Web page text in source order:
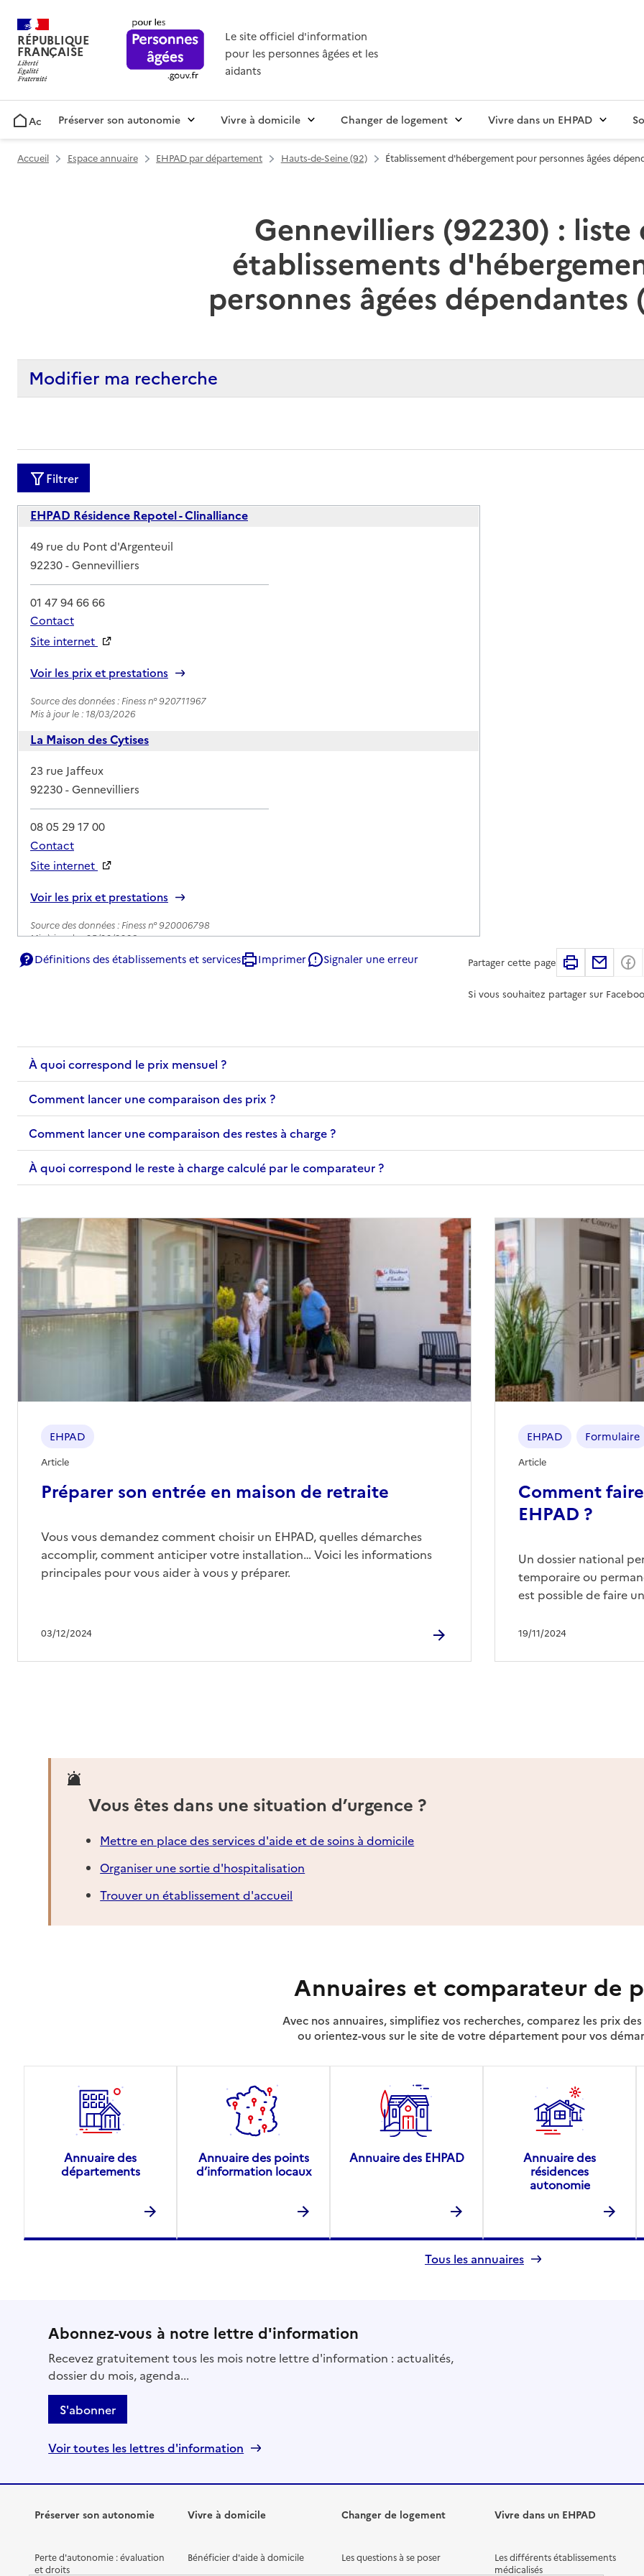
RÉPUBLIQUE
FRANÇAISE
Le site officiel d'information
pour les personnes âgées et les
aidants
AccueilPréserver son autonomie Vivre à domicile Changer de logement Vivre dans un EHPAD
Accueil Espace annuaire EHPAD par département Hauts-de-Seine (92) Établissement d'hébergement pour personnes âgées
Gennevilliers (92230) : liste
établissements
personnes âgées dépendantes
Modifier ma recherche
Filtrer
EHPAD Résidence Repotel - Clinalliance
Adresse
49 rue du Pont d'Argenteuil
92230-Gennevilliers
01 47 94 66 66
Contact
Site internet
Voir les prix et prestations
Source des données : Finess n° 920711967
Mis à jour le : 18/03/2026
La Maison des Cytises
Adresse
23 rue Jaffeux
92230-Gennevilliers
08 05 29 17 00
Contact
Site internet
Voir les prix et prestations
Source des données : Finess n° 920006798
Mis à jour le : 05/03/2026
EHPAD Villa Caroline
01 47 94 97 10
Contact
Rapport HAS
Voir les prix et prestations
Source des données : Finess n° 920804887
Mis à jour le : 06/02/2026
Définitions des établissements et services Imprimer Signaler une erreur Partager cette page Imprimer
Si vous souhaitez partager sur
À quoi correspond le prix mensuel ?
Comment lancer une comparaison des prix ?
Comment lancer une comparaison des restes à charge ?
À quoi correspond le reste à charge calculé par le comparateur ?
Préparer son entrée en maison de retraite
03/12/2024
EHPAD
Article
Vous vous demandez comment choisir un EHPAD, quelles démarches
accomplir, comment anticiper votre installation… Voici les informations
principales pour vous aider à vous y préparer.
Comment
EHPAD ?
19/11/2024
EHPAD Formulaire
Article
Un dossier national
temporaire ou
est possible de faire
Vous êtes dans une situation d’urgence ?
Mettre en place des services d'aide et de soins à domicile
Organiser une sortie d'hospitalisation
Trouver un établissement d'accueil
Annuaires et comparateur de
Avec nos annuaires, simplifiez vos recherches, comparez les prix des
ou orientez-vous sur le site de votre département pour vos
Annuaire des
départements
Annuaire des points
d’information locaux
Annuaire des EHPAD
Annuaire des
résidences
autonomie
Tous les annuaires
Abonnez-vous à notre lettre d'information
Recevez gratuitement tous les mois notre lettre d'information : actualités,
dossier du mois, agenda...
S'abonner
Voir toutes les lettres d'information
Préserver son autonomie
Perte d'autonomie : évaluation
et droits
Vivre à domicile
Bénéficier d'aide à domicile
Changer de logement
Les questions à se poser
Vivre dans un EHPAD
Les différents établissements
médicalisés